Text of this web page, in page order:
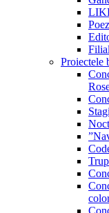
Proiectele